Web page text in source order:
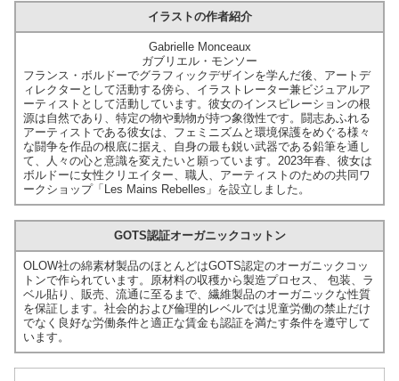
イラストの作者紹介
Gabrielle Monceaux
ガブリエル・モンソー
フランス・ボルドーでグラフィックデザインを学んだ後、アートデ
ィレクターとして活動する傍ら、イラストレーター兼ビジュアルア
ーティストとして活動しています。彼女のインスピレーションの根
源は自然であり、特定の物や動物が持つ象徴性です。闘志あふれる
アーティストである彼女は、フェミニズムと環境保護をめぐる様々
な闘争を作品の根底に据え、自身の最も鋭い武器である鉛筆を通し
て、人々の心と意識を変えたいと願っています。2023年春、彼女は
ボルドーに女性クリエイター、職人、アーティストのための共同ワ
ークショップ「Les Mains Rebelles」を設立しました。
GOTS認証オーガニックコットン
OLOW社の綿素材製品のほとんどはGOTS認定のオーガニックコッ
トンで作られています。原材料の収穫から製造プロセス、 包装、ラ
ベル貼り、販売、流通に至るまで、繊維製品のオーガニックな性質
を保証します。社会的および倫理的レベルでは児童労働の禁止だけ
でなく良好な労働条件と適正な賃金も認証を満たす条件を遵守して
います。